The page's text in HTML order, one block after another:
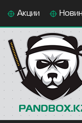
Акции